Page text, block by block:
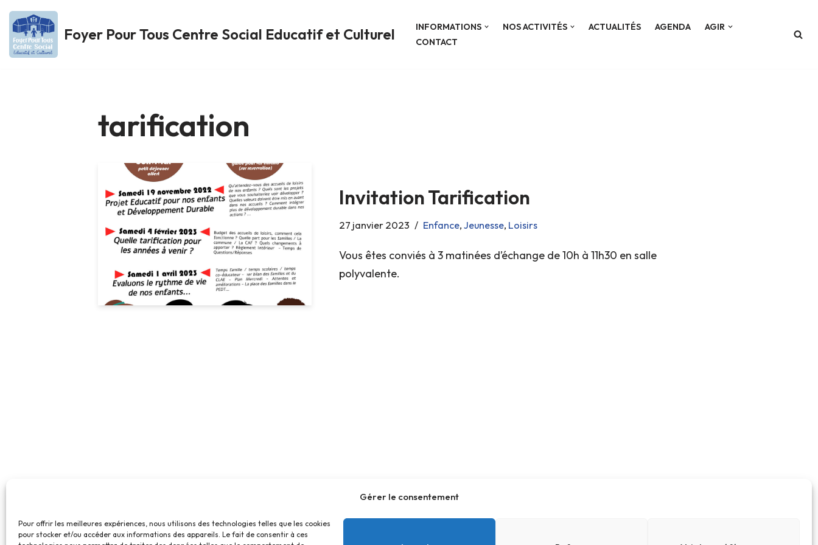
Gérer le consentement
Pour offrir les meilleures expériences, nous utilisons des technologies telles que les cookies
pour stocker et/ou accéder aux informations des appareils. Le fait de consentir à ces
Aller
au
Foyer Pour Tous Centre Social Educatif et Culturel INFORMATIONS NOS ACTIVITÉS ACTUALITÉS AGENDA
AGIR
CONTACT
tarification
Invitation Tarification
27 janvier 2023 Enfance, Jeunesse, Loisirs
Vous êtes conviés à 3 matinées d’échange de 10h à 11h30 en salle
polyvalente.